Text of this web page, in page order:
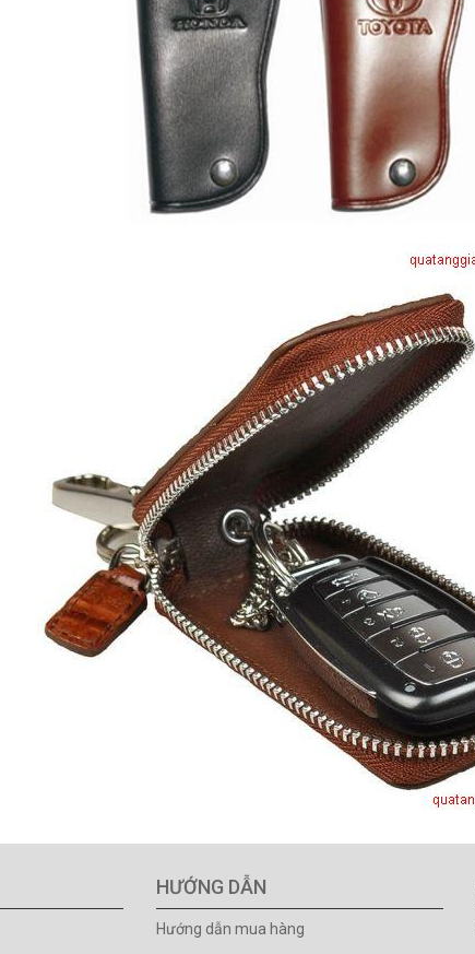
HƯỚNG DẪN
Hướng dẫn mua hàng